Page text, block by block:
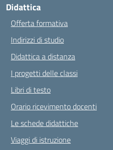
Didattica
Offerta formativa
Indirizzi di studio
Didattica a distanza
I progetti delle classi
Libri di testo
Orario ricevimento docenti
Le schede didattiche
Viaggi di istruzione